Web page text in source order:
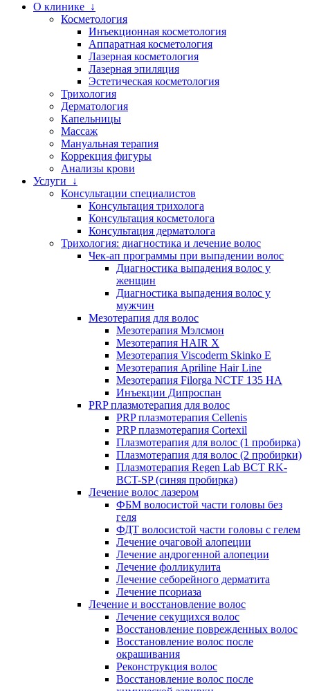
О клинике ↓
Косметология
Инъекционная косметология
Аппаратная косметология
Лазерная косметология
Лазерная эпиляция
Эстетическая косметология
Трихология
Дерматология
Капельницы
Массаж
Мануальная терапия
Коррекция фигуры
Анализы крови
Услуги ↓
Консультации специалистов
Консультация трихолога
Консультация косметолога
Консультация дерматолога
Трихология: диагностика и лечение волос
Чек-ап программы при выпадении волос
Диагностика выпадения волос у
женщин
Диагностика выпадения волос у
мужчин
Мезотерапия для волос
Мезотерапия Мэлсмон
Мезотерапия HAIR X
Мезотерапия Viscoderm Skinko E
Мезотерапия Apriline Hair Line
Мезотерапия Filorga NCTF 135 HA
Инъекции Дипроспан
PRP плазмотерапия для волос
PRP плазмотерапия Cellenis
PRP плазмотерапия Cortexil
Плазмотерапия для волос (1 пробирка)
Плазмотерапия для волос (2 пробирки)
Плазмотерапия Regen Lab BCT RK-
BCT-SP (синяя пробирка)
Лечение волос лазером
ФБМ волосистой части головы без
геля
ФДТ волосистой части головы с гелем
Лечение очаговой алопеции
Лечение андрогенной алопеции
Лечение фолликулита
Лечение себорейного дерматита
Лечение псориаза
Лечение и восстановление волос
Лечение секущихся волос
Восстановление поврежденных волос
Восстановление волос после
окрашивания
Реконструкция волос
Восстановление волос после